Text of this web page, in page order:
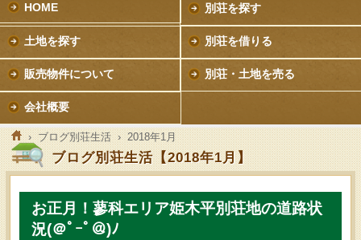
HOME 別荘を探す
土地を探す 別荘を借りる
販売物件について 別荘・土地を売る
会社概要
›ブログ別荘生活› 2018年1月
ブログ別荘生活【2018年1月】
お正月！蓼科エリア姫木平別荘地の道路状
況(＠ﾟｰﾟ＠)ﾉ